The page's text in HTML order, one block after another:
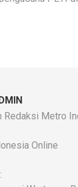
Redaksi Metro
Online